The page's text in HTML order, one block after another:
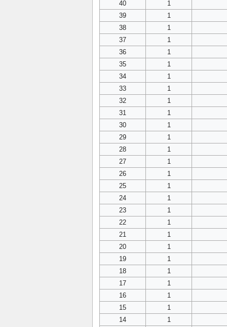
40
1
39
1
38
1
37
1
36
1
35
1
34
1
33
1
32
1
31
1
30
1
29
1
28
1
27
1
26
1
25
1
24
1
23
1
22
1
21
1
20
1
19
1
18
1
17
1
16
1
15
1
14
1